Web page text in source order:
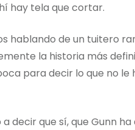
hay tela que cortar.
hablando de un tuitero
la historia más
para decir lo que no
a decir que sí, que Gunn